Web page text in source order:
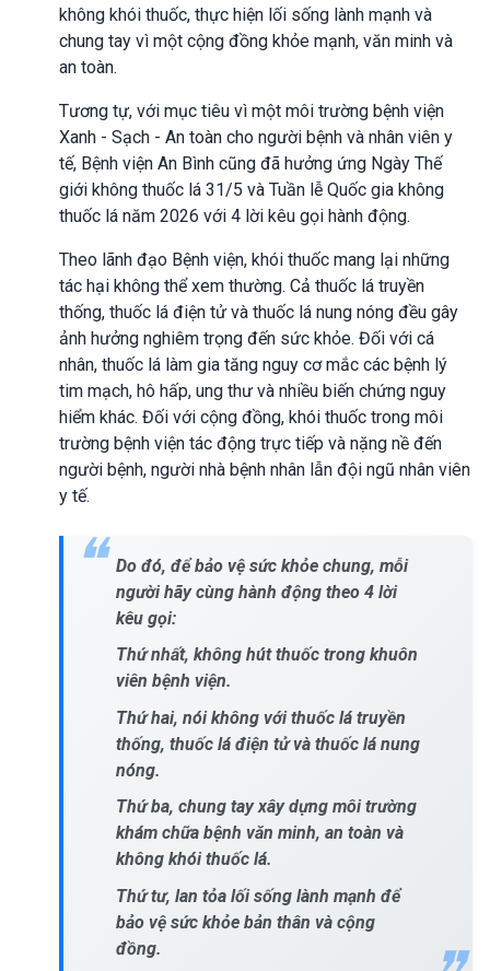
không khói thuốc, thực hiện lối sống lành mạnh và
chung tay vì một cộng đồng khỏe mạnh, văn minh và
an toàn.
Tương tự, với mục tiêu vì một môi trường bệnh viện
Xanh - Sạch - An toàn cho người bệnh và nhân viên y
tế, Bệnh viện An Bình cũng đã hưởng ứng Ngày Thế
giới không thuốc lá 31/5 và Tuần lễ Quốc gia không
thuốc lá năm 2026 với 4 lời kêu gọi hành động.
Theo lãnh đạo Bệnh viện, khói thuốc mang lại những
tác hại không thể xem thường. Cả thuốc lá truyền
thống, thuốc lá điện tử và thuốc lá nung nóng đều gây
ảnh hưởng nghiêm trọng đến sức khỏe. Đối với cá
nhân, thuốc lá làm gia tăng nguy cơ mắc các bệnh lý
tim mạch, hô hấp, ung thư và nhiều biến chứng nguy
hiểm khác. Đối với cộng đồng, khói thuốc trong môi
trường bệnh viện tác động trực tiếp và nặng nề đến
người bệnh, người nhà bệnh nhân lẫn đội ngũ nhân viên
y tế.
Do đó, để bảo vệ sức khỏe chung, mỗi
người hãy cùng hành động theo 4 lời
kêu gọi:
Thứ nhất, không hút thuốc trong khuôn
viên bệnh viện.
Thứ hai, nói không với thuốc lá truyền
thống, thuốc lá điện tử và thuốc lá nung
nóng.
Thứ ba, chung tay xây dựng môi trường
khám chữa bệnh văn minh, an toàn và
không khói thuốc lá.
Thứ tư, lan tỏa lối sống lành mạnh để
bảo vệ sức khỏe bản thân và cộng
đồng.